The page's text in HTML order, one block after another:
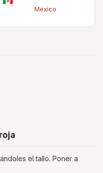
Mexico
el tallo. Poner a